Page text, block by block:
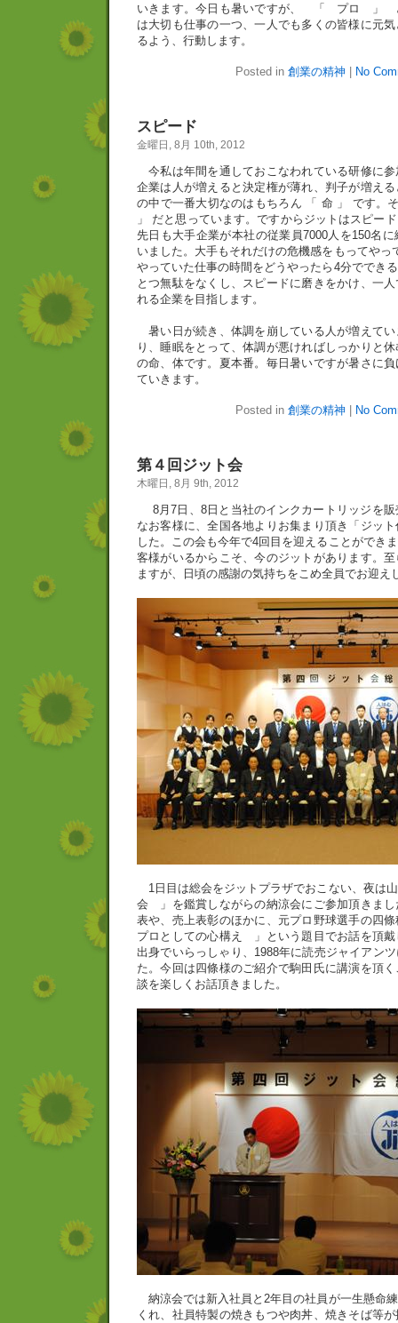
いきます。今日も暑いですが、 「 プロ 」
は大切も仕事の一つ、一人でも多くの皆様に元
るよう、行動します。
Posted in 創業の精神| No
スピード
金曜日, 8月 10th, 2012
今私は年間を通しておこなわれている研修に
企業は人が増えると決定権が薄れ、判子が増え
の中で一番大切なのはもちろん 「 命 」 です。
」 だと思っています。ですからジットはスピー
先日も大手企業が本社の従業員7000人を150名
いました。大手もそれだけの危機感をもってやっ
やっていた仕事の時間をどうやったら4分ででき
とつ無駄をなくし、スピードに磨きをかけ、一
れる企業を目指します。
暑い日が続き、体調を崩している人が増えて
り、睡眠をとって、体調が悪ければしっかりと
の命、体です。夏本番。毎日暑いですが暑さに
ていきます。
Posted in 創業の精神| No
第４回ジット会
木曜日, 8月 9th, 2012
8月7日、8日と当社のインクカートリッジを販
なお客様に、全国各地よりお集まり頂き「ジッ
した。この会も今年で4回目を迎えることができ
客様がいるからこそ、今のジットがあります。
ますが、日頃の感謝の気持ちをこめ全員でお迎え
1日目は総会をジットプラザでおこない、夜は
会 」を鑑賞しながらの納涼会にご参加頂きまし
表や、売上表彰のほかに、元プロ野球選手の四
プロとしての心構え 」という題目でお話を頂
出身でいらっしゃり、1988年に読売ジャイアン
た。今回は四條様のご紹介で駒田氏に講演を頂
談を楽しくお話頂きました。
納涼会では新入社員と2年目の社員が一生懸命
くれ、社員特製の焼きもつや肉丼、焼きそば等